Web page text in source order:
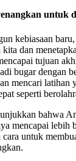
untuk
kebiasaan
dan
tujuan
bugar dengan
mencari latihan
seperti
bahwa
mencapai lebih
untuk